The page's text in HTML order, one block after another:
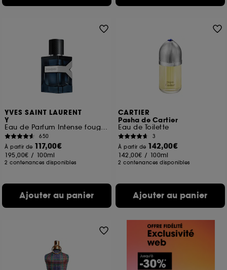
YVES SAINT LAURENT
Y
Eau de Parfum Intense fougère épicée pour homme
650
À partir de 117,00€
195,00€ / 100ml
2 contenances disponibles
Ajouter au panier
CARTIER
Pasha de Cartier
Eau de Toilette
3
À partir de 142,00€
142,00€ / 100ml
2 contenances disponibles
Ajouter au panier